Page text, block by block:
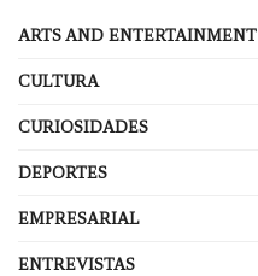
ARTS AND ENTERTAINMENT
CULTURA
CURIOSIDADES
DEPORTES
EMPRESARIAL
ENTREVISTAS